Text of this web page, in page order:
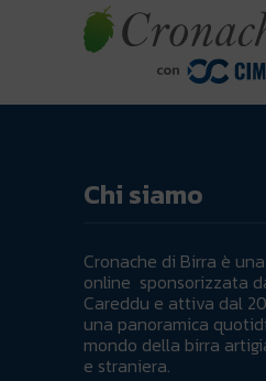
Chi siamo
Cronache di Birra è
online sponsorizzata
Careddu e attiva dal
una panoramica
mondo della birra
e straniera.